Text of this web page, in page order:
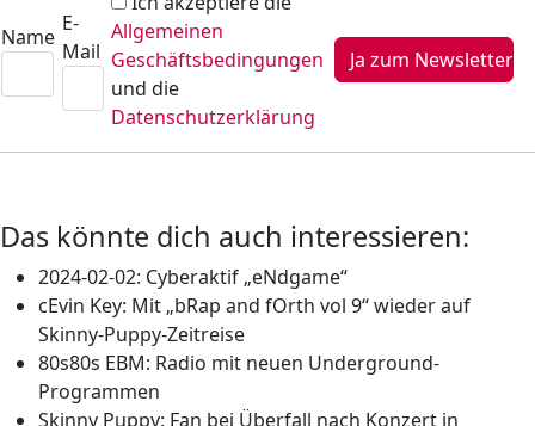
Name
E-
Mail
Allgemeinen
Geschäftsbedingungen
und die
Datenschutzerklärung
Das könnte dich auch interessieren:
2024-02-02: Cyberaktif „eNdgame“
cEvin Key: Mit „bRap and fOrth vol 9“ wieder auf
Skinny-Puppy-Zeitreise
80s80s EBM: Radio mit neuen Underground-
Programmen
Skinny Puppy: Fan bei Überfall nach Konzert in